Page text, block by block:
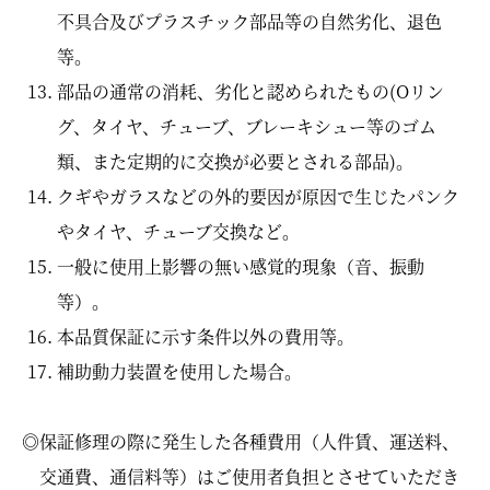
不具合及びプラスチック部品等の自然劣化、退色
等。
部品の通常の消耗、劣化と認められたもの(Oリン
グ、タイヤ、チューブ、ブレーキシュー等のゴム
類、また定期的に交換が必要とされる部品)。
クギやガラスなどの外的要因が原因で生じたパンク
やタイヤ、チューブ交換など。
一般に使用上影響の無い感覚的現象（音、振動
等）。
本品質保証に示す条件以外の費用等。
補助動力装置を使用した場合。
◎保証修理の際に発生した各種費用（人件賃、運送料、
交通費、通信料等）はご使用者負担とさせていただき